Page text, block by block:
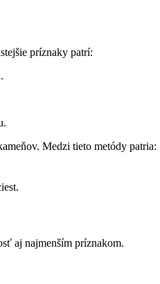
príznaky patrí:
Medzi tieto metódy patria:
aj najmenším príznakom.